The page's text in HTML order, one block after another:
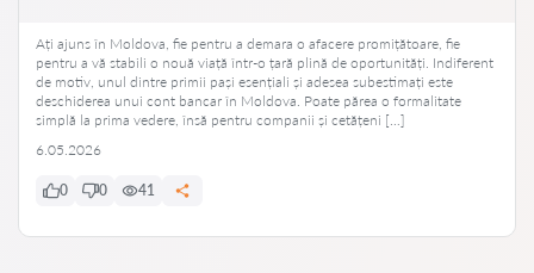
Ați ajuns în Moldova, fie pentru a demara o afacere promițătoare, fie
pentru a vă stabili o nouă viață într-o țară plină de oportunități. Indiferent
de motiv, unul dintre primii pași esențiali și adesea subestimați este
deschiderea unui cont bancar în Moldova. Poate părea o formalitate
simplă la prima vedere, însă pentru companii și cetățeni […]
6.05.2026
0 0 41